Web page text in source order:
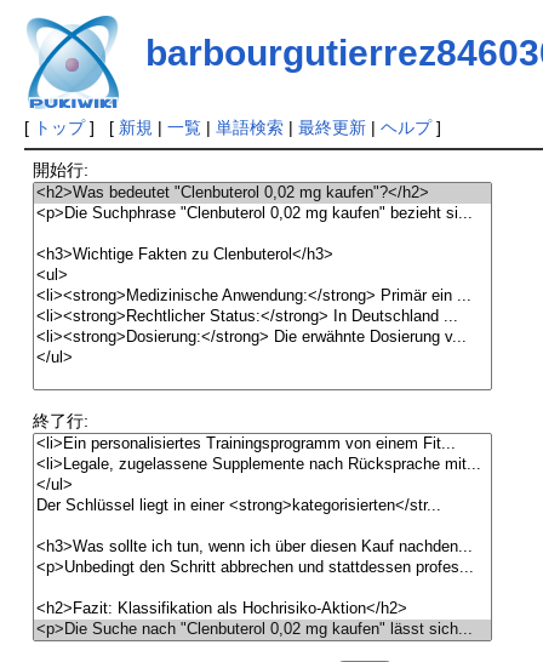
[ トップ] [ 新規 | 一覧| 単語検索| 最終更新| ヘルプ]
開始行:
終了行: